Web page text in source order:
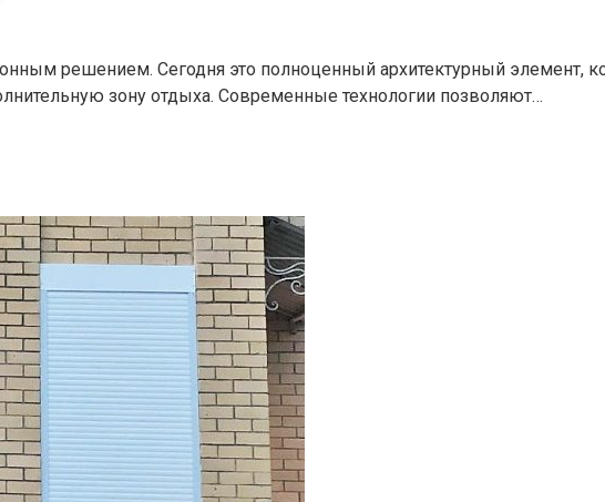
решением. Сегодня это полноценный архитектурный элемент,
зону отдыха. Современные технологии позволяют…